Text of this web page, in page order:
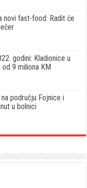
novi fast-food: Radit će
godini: Kladionice u
9 miliona KM
području Fojnice i
u bolnici